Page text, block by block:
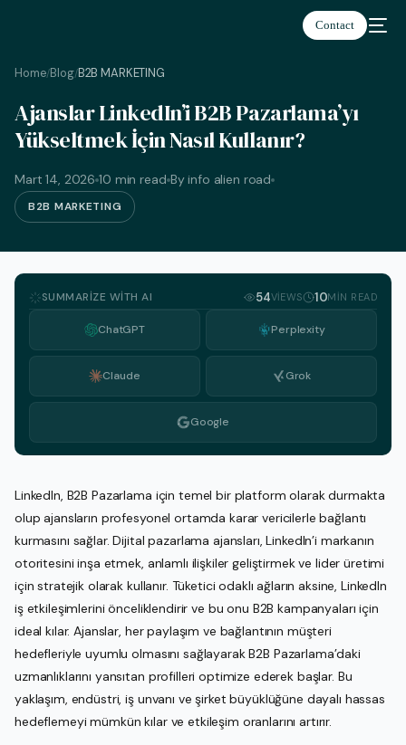
Contact
Home/Blog/B2B MARKETING
Ajanslar LinkedIn’i B2B Pazarlama’yı
Yükseltmek İçin Nasıl Kullanır?
Mart 14, 2026 10 min read By info alien road
B2B MARKETING
SUMMARIZE WITH AI 54VIEWS 10MIN READ
ChatGPT Perplexity
Claude Grok
Google
LinkedIn, B2B Pazarlama için temel bir platform olarak durmakta
olup ajansların profesyonel ortamda karar vericilerle bağlantı
kurmasını sağlar. Dijital pazarlama ajansları, LinkedIn’i markanın
otoritesini inşa etmek, anlamlı ilişkiler geliştirmek ve lider üretimi
için stratejik olarak kullanır. Tüketici odaklı ağların aksine, LinkedIn
iş etkileşimlerini önceliklendirir ve bu onu B2B kampanyaları için
ideal kılar. Ajanslar, her paylaşım ve bağlantının müşteri
hedefleriyle uyumlu olmasını sağlayarak B2B Pazarlama’daki
uzmanlıklarını yansıtan profilleri optimize ederek başlar. Bu
yaklaşım, endüstri, iş unvanı ve şirket büyüklüğüne dayalı hassas
hedeflemeyi mümkün kılar ve etkileşim oranlarını artırır.